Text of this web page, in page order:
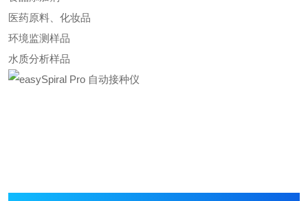
医药原料、化妆品
环境监测样品
水质分析样品